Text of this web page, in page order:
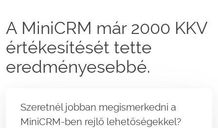
A MiniCRM már 2000 KKV
értékesítését tette
eredményesebbé.
Szeretnél jobban megismerkedni a
MiniCRM-ben rejlő lehetőségekkel?